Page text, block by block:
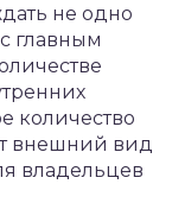
не одно
главным
количество
внешний вид
владельцев